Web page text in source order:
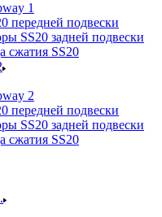
1
передней подвески
SS20 задней подвески
сжатия SS20
2
передней подвески
SS20 задней подвески
сжатия SS20